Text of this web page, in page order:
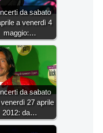
da sabato
a venerdì 4
maggio:…
da sabato
27 aprile
2012: da…